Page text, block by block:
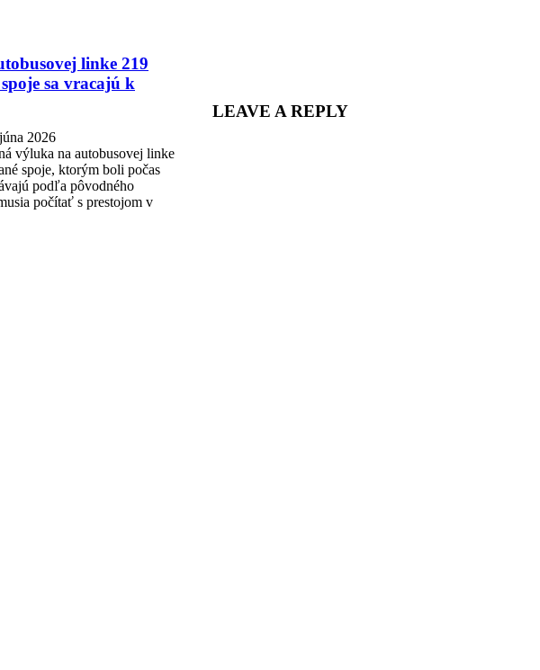
linke 219
sa vracajú k
2026
výluka na autobusovej linke
spoje, ktorým boli počas
podľa pôvodného
počítať s prestojom v
LEAVE A REPLY